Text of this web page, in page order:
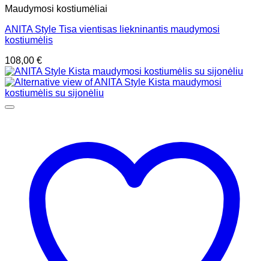
Maudymosi kostiumėliai
ANITA Style Tisa vientisas liekninantis maudymosi
kostiumėlis
108,00 €